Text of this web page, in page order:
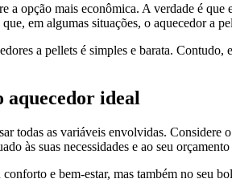
a opção mais econômica. A verdade é
em algumas situações, o aquecedor a
a pellets é simples e barata.
aquecedor ideal
todas as variáveis envolvidas.
às suas necessidades e ao seu
e bem-estar, mas também no seu